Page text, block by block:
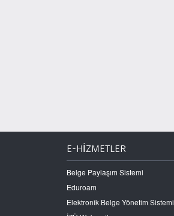
E-HİZMETLER
Belge Paylaşım Sistemi
Eduroam
Elektronik Belge Yönetim Sistemi